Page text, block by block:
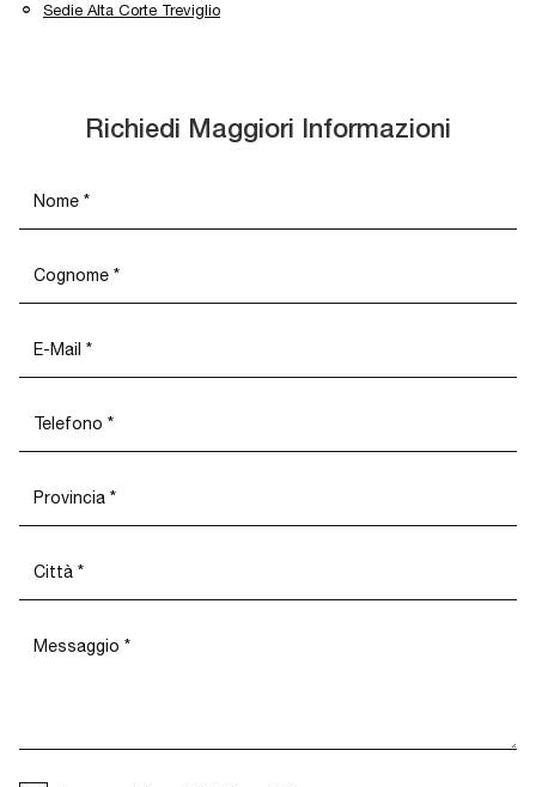
Sedie Alta Corte Treviglio
Richiedi Maggiori Informazioni